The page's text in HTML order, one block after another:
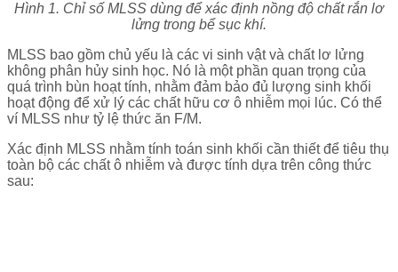
Hình 1. Chỉ số MLSS dùng để xác định nồng độ chất rắn lơ
lửng trong bể sục khí.
MLSS bao gồm chủ yếu là các vi sinh vật và chất lơ lửng
không phân hủy sinh học. Nó là một phần quan trọng của
quá trình bùn hoạt tính, nhằm đảm bảo đủ lượng sinh khối
hoạt động để xử lý các chất hữu cơ ô nhiễm mọi lúc. Có thể
ví MLSS như tỷ lệ thức ăn F/M.
Xác định MLSS nhằm tính toán sinh khối cần thiết để tiêu thụ
toàn bộ các chất ô nhiễm và được tính dựa trên công thức
sau: